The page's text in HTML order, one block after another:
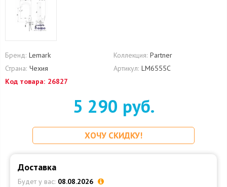
Бренд: Lemark Коллекция: Partner
Страна: Чехия Артикул: LM6555C
Код товара: 26827
5 290 руб.
ХОЧУ СКИДКУ!
Доставка
Будет у вас: 08.08.2026